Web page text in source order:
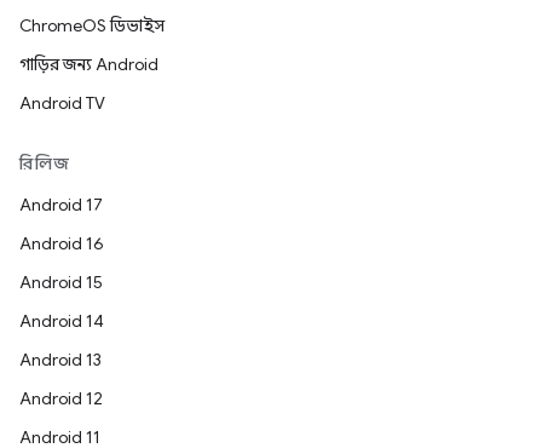
ChromeOS ডিভাইস
গাড়ির জন্য Android
Android TV
রিলিজ
Android 17
Android 16
Android 15
Android 14
Android 13
Android 12
Android 11